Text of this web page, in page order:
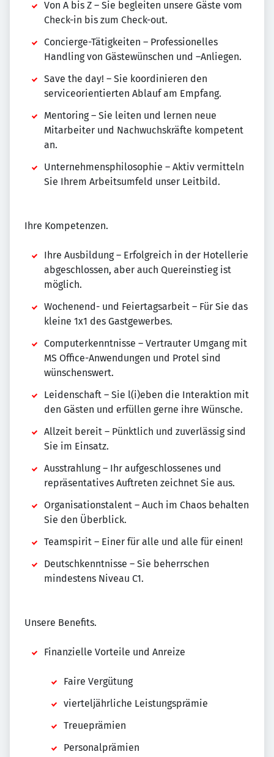
Von A bis Z – Sie begleiten unsere Gäste vom
Check-in bis zum Check-out.
Concierge-Tätigkeiten – Professionelles
Handling von Gästewünschen und –Anliegen.
Save the day! – Sie koordinieren den
serviceorientierten Ablauf am Empfang.
Mentoring – Sie leiten und lernen neue
Mitarbeiter und Nachwuchskräfte kompetent
an.
Unternehmensphilosophie – Aktiv vermitteln
Sie Ihrem Arbeitsumfeld unser Leitbild.
Ihre Kompetenzen.
Ihre Ausbildung – Erfolgreich in der Hotellerie
abgeschlossen, aber auch Quereinstieg ist
möglich.
Wochenend- und Feiertagsarbeit – Für Sie das
kleine 1x1 des Gastgewerbes.
Computerkenntnisse – Vertrauter Umgang mit
MS Office-Anwendungen und Protel sind
wünschenswert.
Leidenschaft – Sie l(i)eben die Interaktion mit
den Gästen und erfüllen gerne ihre Wünsche.
Allzeit bereit – Pünktlich und zuverlässig sind
Sie im Einsatz.
Ausstrahlung – Ihr aufgeschlossenes und
repräsentatives Auftreten zeichnet Sie aus.
Organisationstalent – Auch im Chaos behalten
Sie den Überblick.
Teamspirit – Einer für alle und alle für einen!
Deutschkenntnisse – Sie beherrschen
mindestens Niveau C1.
Unsere Benefits.
Finanzielle Vorteile und Anreize
Faire Vergütung
vierteljährliche Leistungsprämie
Treueprämien
Personalprämien